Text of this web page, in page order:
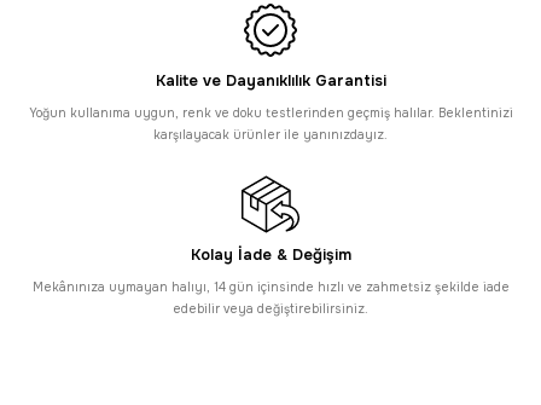
Sepette %26
PROMOSYONLU ÜRÜN
Dekorenti
Dekorenti Bonn 8805 Krem Halı – Modern Geometrik Desenli Tozumaz
Sepette %26 İndirim
PROMOSYONLU ÜRÜN
Dekorenti
Dekorenti Bonn 8806 Bej Halı – Modern Geometrik Desenli Halı
Kalite ve Dayanıklılık Garantisi
Yoğun kullanıma uygun, renk ve doku testlerinden geçmiş halılar. Beklentinizi
karşılayacak ürünler ile yanınızdayız.
Kolay İade & Değişim
Mekânınıza uymayan halıyı, 14 gün içinsinde hızlı ve zahmetsiz şekilde iade
edebilir veya değiştirebilirsiniz.